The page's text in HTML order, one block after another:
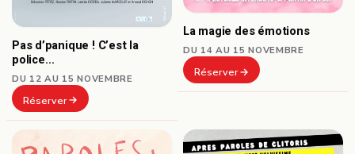
Pas d’panique ! C’est la
police…
DU 12 AU 15 NOVEMBRE
Réserver
La magie des émotions
DU 14 AU 15 NOVEMBRE
Réserver